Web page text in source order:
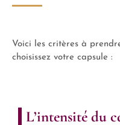
Voici les critères à
choisissez votre capsule :
L’intensité du